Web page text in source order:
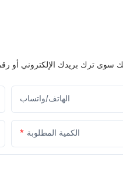
الهاتف/واتساب
الكمية المطلوبة